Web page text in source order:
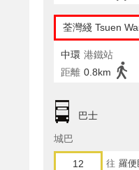
荃灣綫 Tsuen
中環 港鐵站
距離 0.8km
巴士
城巴
12 往 羅便